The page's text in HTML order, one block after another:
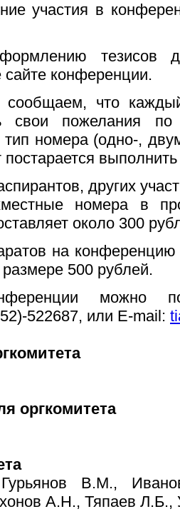
участия в
тезисов
конференции.
что
свои пожелания
тип номера (одно-,
постарается
других
номера в
около 300
на конференцию
размере 500 рублей.
можно
522687, или E-mail:
оргкомитета
В.М.,
А.Н., Тяпаев Л.Б.,